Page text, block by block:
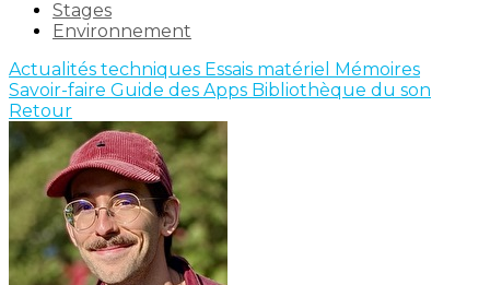
Stages
Environnement
Actualités techniques Essais matériel Mémoires
Savoir-faire Guide des Apps Bibliothèque du son
Retour